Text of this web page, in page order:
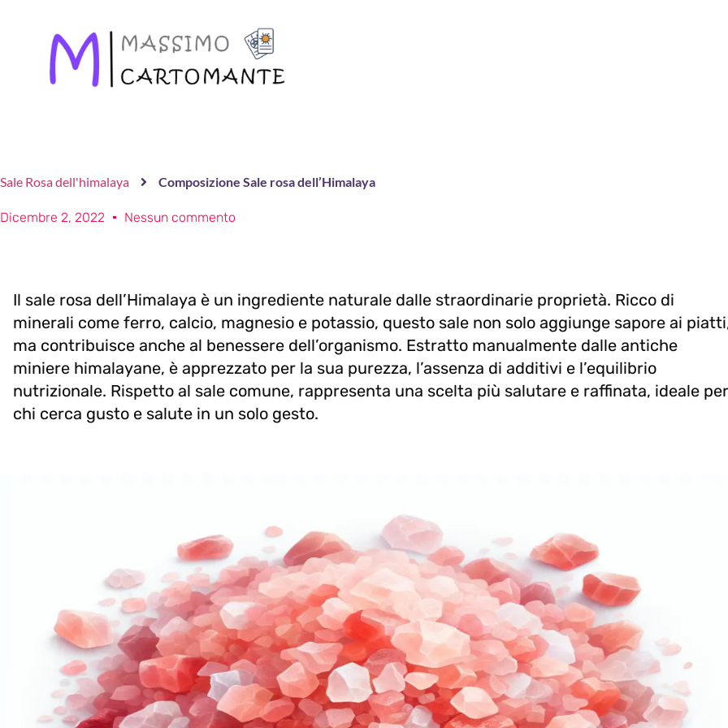
Sale Rosa dell'himalaya Composizione Sale rosa dell’Himalaya
Dicembre 2, 2022 Nessun commento
Il sale rosa dell’Himalaya è un ingrediente naturale dalle straordinarie proprietà. Ricco di
minerali come ferro, calcio, magnesio e potassio, questo sale non solo aggiunge sapore ai
ma contribuisce anche al benessere dell’organismo. Estratto manualmente dalle antiche
miniere himalayane, è apprezzato per la sua purezza, l’assenza di additivi e l’equilibrio
nutrizionale. Rispetto al sale comune, rappresenta una scelta più salutare e raffinata, ideale per
chi cerca gusto e salute in un solo gesto.